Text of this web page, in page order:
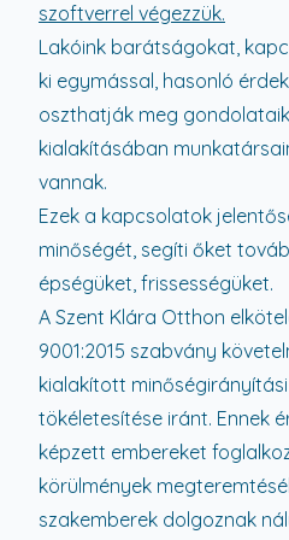
szoftverrel végezzük.
Lakóink barátságokat,
ki egymással, hasonló
oszthatják meg
kialakításában
vannak.
Ezek a kapcsolatok
minőségét, segíti őket
épségüket, frissességüket.
A Szent Klára Otthon
9001:2015 szabvány
kialakított
tökéletesítése iránt. Ennek
képzett embereket
körülmények
szakemberek dolgoznak